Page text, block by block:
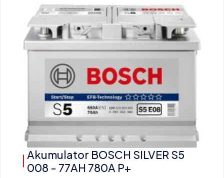
Akumulator BOSCH SILVER S5
008 - 77AH 780A P+